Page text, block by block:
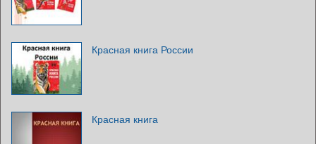
Красная книга России
Красная книга